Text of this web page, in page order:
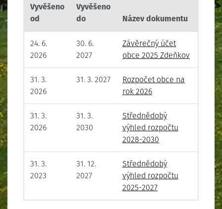
Vyvěšeno
od
Vyvěšeno
do
Název dokumentu
24. 6.
2026
30. 6.
2027
Závěrečný účet
obce 2025 Zdeňkov
31. 3.
2026
31. 3. 2027
Rozpočet obce na
rok 2026
31. 3.
2026
31. 3.
2030
Střednědobý
výhled rozpočtu
2028-2030
31. 3.
2023
31. 12.
2027
Střednědobý
výhled rozpočtu
2025-2027